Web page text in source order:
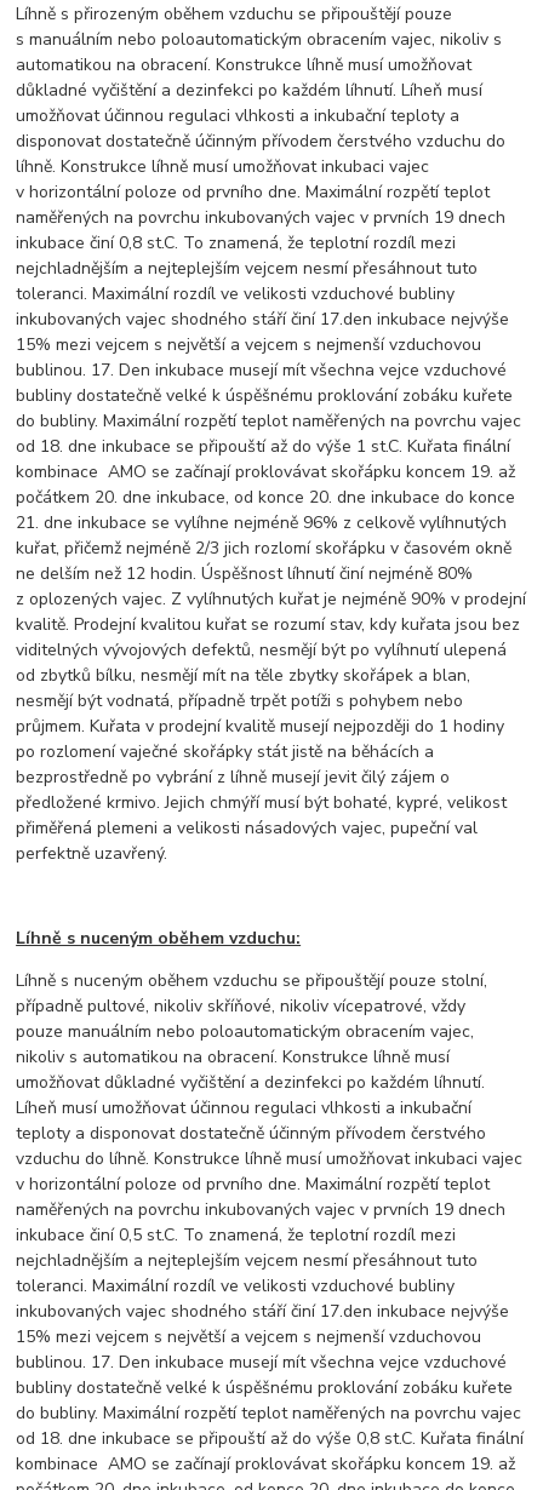
Líhně s přirozeným oběhem vzduchu se připouštějí pouze
s manuálním nebo poloautomatickým obracením vajec, nikoliv s
automatikou na obracení. Konstrukce líhně musí umožňovat
důkladné vyčištění a dezinfekci po každém líhnutí. Líheň musí
umožňovat účinnou regulaci vlhkosti a inkubační teploty a
disponovat dostatečně účinným přívodem čerstvého vzduchu do
líhně. Konstrukce líhně musí umožňovat inkubaci vajec
v horizontální poloze od prvního dne. Maximální rozpětí teplot
naměřených na povrchu inkubovaných vajec v prvních 19 dnech
inkubace činí 0,8 st.C. To znamená, že teplotní rozdíl mezi
nejchladnějším a nejteplejším vejcem nesmí přesáhnout tuto
toleranci. Maximální rozdíl ve velikosti vzduchové bubliny
inkubovaných vajec shodného stáří činí 17.den inkubace nejvýše
15% mezi vejcem s největší a vejcem s nejmenší vzduchovou
bublinou. 17. Den inkubace musejí mít všechna vejce vzduchové
bubliny dostatečně velké k úspěšnému proklování zobáku kuřete
do bubliny. Maximální rozpětí teplot naměřených na povrchu vajec
od 18. dne inkubace se připouští až do výše 1 st.C. Kuřata finální
kombinace AMO se začínají proklovávat skořápku koncem 19. až
počátkem 20. dne inkubace, od konce 20. dne inkubace do konce
21. dne inkubace se vylíhne nejméně 96% z celkově vylíhnutých
kuřat, přičemž nejméně 2/3 jich rozlomí skořápku v časovém okně
ne delším než 12 hodin. Úspěšnost líhnutí činí nejméně 80%
z oplozených vajec. Z vylíhnutých kuřat je nejméně 90% v prodejní
kvalitě. Prodejní kvalitou kuřat se rozumí stav, kdy kuřata jsou bez
viditelných vývojových defektů, nesmějí být po vylíhnutí ulepená
od zbytků bílku, nesmějí mít na těle zbytky skořápek a blan,
nesmějí být vodnatá, případně trpět potíži s pohybem nebo
průjmem. Kuřata v prodejní kvalitě musejí nejpozději do 1 hodiny
po rozlomení vaječné skořápky stát jistě na běhácích a
bezprostředně po vybrání z líhně musejí jevit čilý zájem o
předložené krmivo. Jejich chmýří musí být bohaté, kypré, velikost
přiměřená plemeni a velikosti násadových vajec, pupeční val
perfektně uzavřený.
Líhně s nuceným oběhem vzduchu:
Líhně s nuceným oběhem vzduchu se připouštějí pouze stolní,
případně pultové, nikoliv skříňové, nikoliv vícepatrové, vždy
pouze manuálním nebo poloautomatickým obracením vajec,
nikoliv s automatikou na obracení. Konstrukce líhně musí
umožňovat důkladné vyčištění a dezinfekci po každém líhnutí.
Líheň musí umožňovat účinnou regulaci vlhkosti a inkubační
teploty a disponovat dostatečně účinným přívodem čerstvého
vzduchu do líhně. Konstrukce líhně musí umožňovat inkubaci vajec
v horizontální poloze od prvního dne. Maximální rozpětí teplot
naměřených na povrchu inkubovaných vajec v prvních 19 dnech
inkubace činí 0,5 st.C. To znamená, že teplotní rozdíl mezi
nejchladnějším a nejteplejším vejcem nesmí přesáhnout tuto
toleranci. Maximální rozdíl ve velikosti vzduchové bubliny
inkubovaných vajec shodného stáří činí 17.den inkubace nejvýše
15% mezi vejcem s největší a vejcem s nejmenší vzduchovou
bublinou. 17. Den inkubace musejí mít všechna vejce vzduchové
bubliny dostatečně velké k úspěšnému proklování zobáku kuřete
do bubliny. Maximální rozpětí teplot naměřených na povrchu vajec
od 18. dne inkubace se připouští až do výše 0,8 st.C. Kuřata finální
kombinace AMO se začínají proklovávat skořápku koncem 19. až